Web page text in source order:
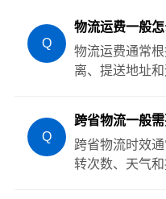
Q
物流运费一般怎
物流运费通常
离、提送地址和
Q
跨省物流一般需
跨省物流时效
转次数、天气和